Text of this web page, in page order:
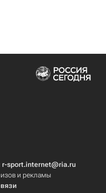
r-sport.internet@ria.ru
и рекламы